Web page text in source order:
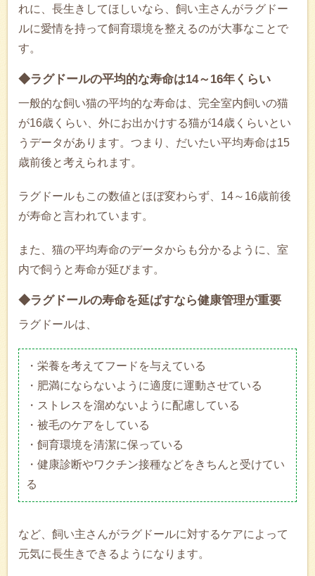
れに、長生きしてほしいなら、飼い主さんがラグドー
ルに愛情を持って飼育環境を整えるのが大事なことで
す。
◆ラグドールの平均的な寿命は14～16年くらい
一般的な飼い猫の平均的な寿命は、完全室内飼いの猫
が16歳くらい、外にお出かけする猫が14歳くらいとい
うデータがあります。つまり、だいたい平均寿命は15
歳前後と考えられます。
ラグドールもこの数値とほぼ変わらず、14～16歳前後
が寿命と言われています。
また、猫の平均寿命のデータからも分かるように、室
内で飼うと寿命が延びます。
◆ラグドールの寿命を延ばすなら健康管理が重要
ラグドールは、
・栄養を考えてフードを与えている
・肥満にならないように適度に運動させている
・ストレスを溜めないように配慮している
・被毛のケアをしている
・飼育環境を清潔に保っている
・健康診断やワクチン接種などをきちんと受けてい
る
など、飼い主さんがラグドールに対するケアによって
元気に長生きできるようになります。